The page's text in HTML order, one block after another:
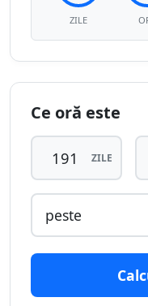
ZILE
Ce oră este
ZILE